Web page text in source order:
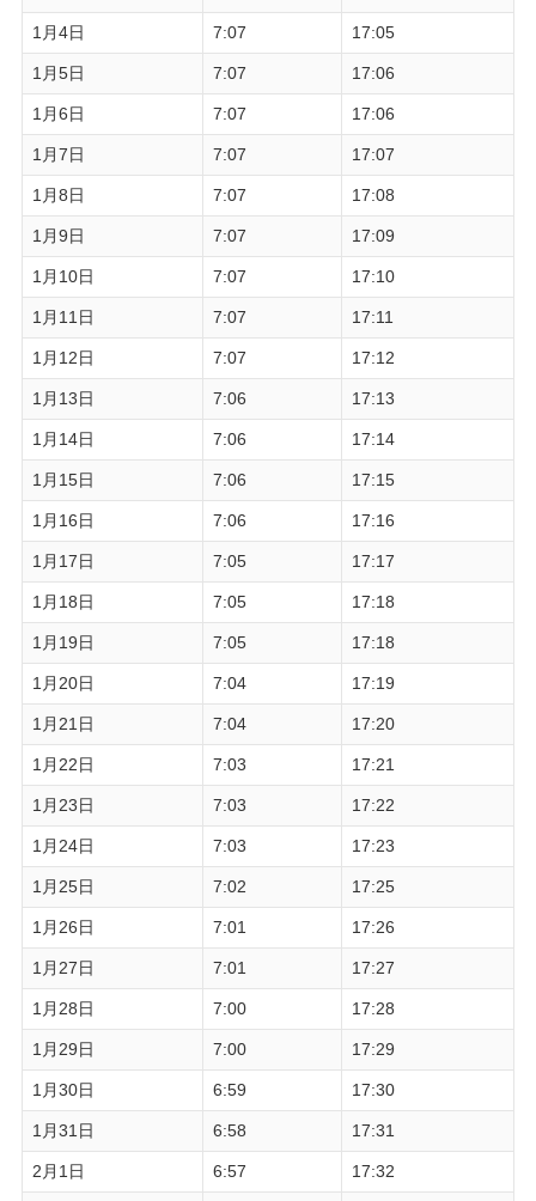
1月4日 7:07 17:05
1月5日 7:07 17:06
1月6日 7:07 17:06
1月7日 7:07 17:07
1月8日 7:07 17:08
1月9日 7:07 17:09
1月10日 7:07 17:10
1月11日 7:07 17:11
1月12日 7:07 17:12
1月13日 7:06 17:13
1月14日 7:06 17:14
1月15日 7:06 17:15
1月16日 7:06 17:16
1月17日 7:05 17:17
1月18日 7:05 17:18
1月19日 7:05 17:18
1月20日 7:04 17:19
1月21日 7:04 17:20
1月22日 7:03 17:21
1月23日 7:03 17:22
1月24日 7:03 17:23
1月25日 7:02 17:25
1月26日 7:01 17:26
1月27日 7:01 17:27
1月28日 7:00 17:28
1月29日 7:00 17:29
1月30日 6:59 17:30
1月31日 6:58 17:31
2月1日 6:57 17:32